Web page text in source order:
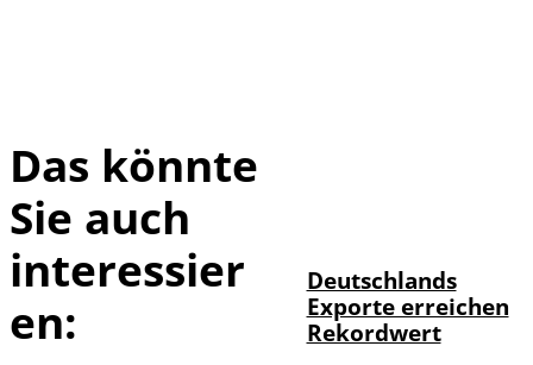
Das könnte
Sie auch
interessier
en:
Deutschlands
Exporte erreichen
Rekordwert